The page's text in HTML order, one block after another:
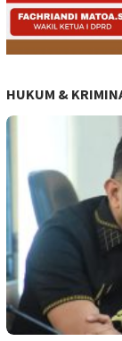
HUKUM &